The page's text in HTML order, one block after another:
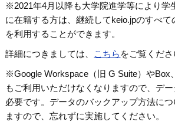
※2021年4月以降も大学院進学等により学
に在籍する方は、継続してkeio.jpのすべて
を利用することができます。
詳細につきましては、 こちら をご覧くださ
※Google Workspace（旧 G Suite）やBox
もご利用いただけなくなりますので、デ
必要です。データのバックアップ方法に
ますので、忘れずに実施してください。